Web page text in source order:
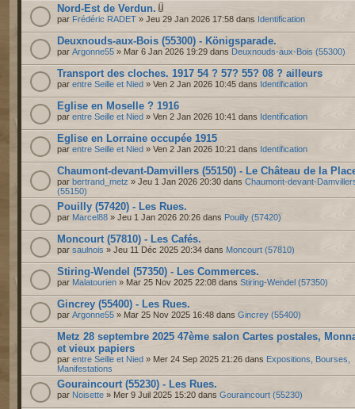
Nord-Est de Verdun.
par Frédéric RADET » Jeu 29 Jan 2026 17:58 dans Identification
Deuxnouds-aux-Bois (55300) - Königsparade.
par Argonne55 » Mar 6 Jan 2026 19:29 dans Deuxnouds-aux-Bois (55300)
Transport des cloches. 1917 54 ? 57? 55? 08 ? ailleurs
par entre Seille et Nied » Ven 2 Jan 2026 10:45 dans Identification
Eglise en Moselle ? 1916
par entre Seille et Nied » Ven 2 Jan 2026 10:41 dans Identification
Eglise en Lorraine occupée 1915
par entre Seille et Nied » Ven 2 Jan 2026 10:21 dans Identification
Chaumont-devant-Damvillers (55150) - Le Château de la
par bertrand_metz » Jeu 1 Jan 2026 20:30 dans Chaumont-devant-
(55150)
Pouilly (57420) - Les Rues.
par Marcel88 » Jeu 1 Jan 2026 20:26 dans Pouilly (57420)
Moncourt (57810) - Les Cafés.
par saulnois » Jeu 11 Déc 2025 20:34 dans Moncourt (57810)
Stiring-Wendel (57350) - Les Commerces.
par Malatourien » Mar 25 Nov 2025 22:08 dans Stiring-Wendel (57350)
Gincrey (55400) - Les Rues.
par Argonne55 » Mar 25 Nov 2025 16:48 dans Gincrey (55400)
Metz 28 septembre 2025 47ème salon Cartes postales,
et vieux papiers
par entre Seille et Nied » Mer 24 Sep 2025 21:26 dans Expositions, Bourses,
Manifestations
Gouraincourt (55230) - Les Rues.
par Noisette » Mer 9 Juil 2025 15:20 dans Gouraincourt (55230)